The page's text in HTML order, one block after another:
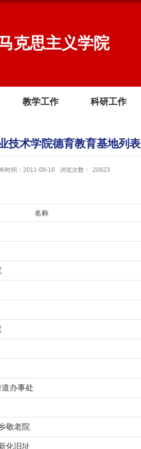
克思主义学院
教学工作 科研工作
技术学院德育教育基地列表
时间：2011-09-16 浏览次数： 20823
名称
办事处
敬老院
化旧址